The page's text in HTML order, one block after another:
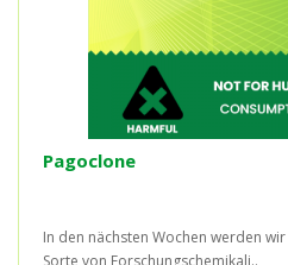
Pagoclone
In den nächsten Wochen werden
Sorte von Forschungschemikali..